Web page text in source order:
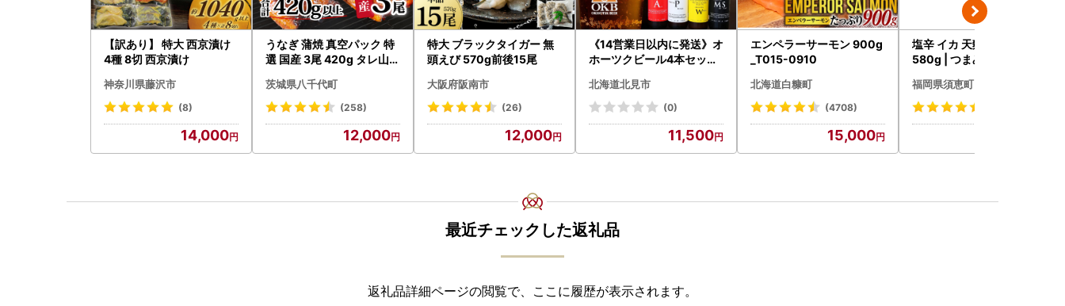
【訳あり】 特大 西京漬け
4種 8切 西京漬け
神奈川県藤沢市
(8)
14,000
うなぎ 蒲焼 真空パック 特
選 国産 3尾 420g タレ山椒
あり 茨城 ウナギ 鰻 個包装
人気 美味しい 小分け 八千
茨城県八千代町
(258)
12,000
特大 ブラックタイガー 無
頭えび 570g前後15尾
大阪府阪南市
(26)
12,000
《14営業日以内に発送》オ
ホーツクビール4本セット
クラフトビール 瓶ビール
贈答 ギフト 贈り物 お中元
い プレゼント モルトビー
北海道北見市
(0)
11,500
エンペラーサーモン 900g
_T015-0910
北海道白糠町
(4708)
15,000
塩辛 イカ 天麩羅処ひらお
580g | つまみ 塩辛
福岡県須恵町
最近チェックした返礼品
返礼品詳細ページの閲覧で、ここに履歴が表示されます。